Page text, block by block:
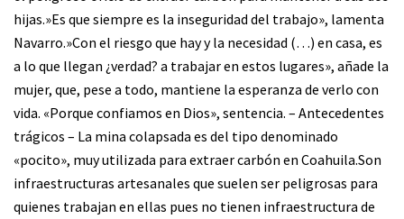
hijas.»Es que siempre es la inseguridad del trabajo», lamenta
Navarro.»Con el riesgo que hay y la necesidad (…) en casa, es
a lo que llegan ¿verdad? a trabajar en estos lugares», añade la
mujer, que, pese a todo, mantiene la esperanza de verlo con
vida. «Porque confiamos en Dios», sentencia. – Antecedentes
trágicos – La mina colapsada es del tipo denominado
«pocito», muy utilizada para extraer carbón en Coahuila.Son
infraestructuras artesanales que suelen ser peligrosas para
quienes trabajan en ellas pues no tienen infraestructura de